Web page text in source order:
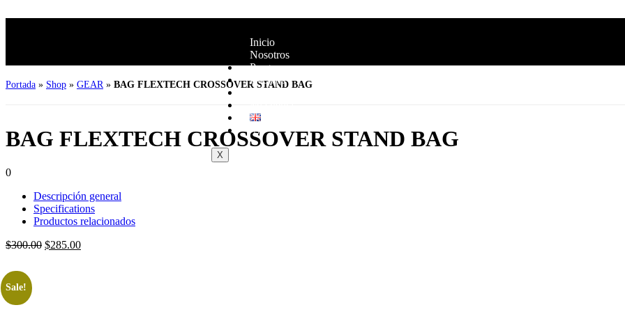
Inicio
Nosotros
Programas
Eventos
X
Portada » Shop » GEAR» BAG FLEXTECH CROSSOVER STAND BAG
BAG FLEXTECH CROSSOVER STAND BAG
0
Descripción general
Specifications
Productos relacionados
$300.00 $285.00
Añadir al carrito
Sale!